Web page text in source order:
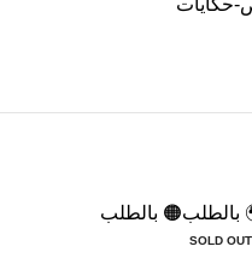
حكايات
بالطلب🟠 بالطلب
SOLD OUT